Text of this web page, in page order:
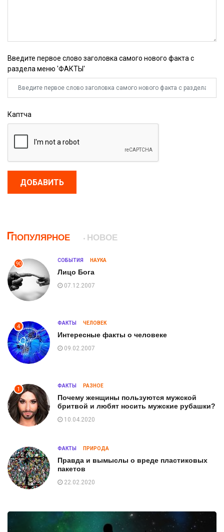
Введите первое слово заголовка самого нового факта с
раздела меню 'ФАКТЫ'
Каптча
ДОБАВИТЬ
ПОПУЛЯРНОЕ НОВОЕ
90
СОБЫТИЯ НАУКА
Лицо Бога
07.12.2007
4
ФАКТЫ ЧЕЛОВЕК
Интересные факты о человеке
09.02.2007
1
ФАКТЫ РАЗНОЕ
Почему женщины пользуются мужской
бритвой и любят носить мужские рубашки?
10.04.2020
ФАКТЫ ПРИРОДА
Правда и вымыслы о вреде пластиковых
пакетов
22.02.2020